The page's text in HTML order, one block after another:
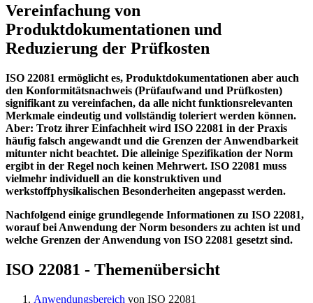
Vereinfachung von
Produktdokumentationen und
Reduzierung der Prüfkosten
ISO 22081 ermöglicht es, Produktdokumentationen aber auch
den Konformitäts­nach­weis (Prüfaufwand und Prüfkosten)
signifikant zu vereinfachen, da alle nicht funktionsrelevanten
Merk­male eindeutig und vollständig toleriert werden können.
Aber: Trotz ihrer Einfachheit wird ISO 22081 in der Praxis
häufig falsch angewandt und die Grenzen der Anwendbarkeit
mitunter nicht beachtet. Die alleinige Spezifikation der Norm
ergibt in der Regel noch keinen Mehrwert. ISO 22081 muss
vielmehr individuell an die konstruktiven und
werkstoffphysikalischen Besonderheiten angepasst werden.
Nachfolgend einige grundlegende Informationen zu ISO 22081,
worauf bei Anwendung der Norm besonders zu achten ist und
welche Grenzen der Anwendung von ISO 22081 gesetzt sind.
ISO 22081 - Themenübersicht
Anwendungsbereich von ISO 22081